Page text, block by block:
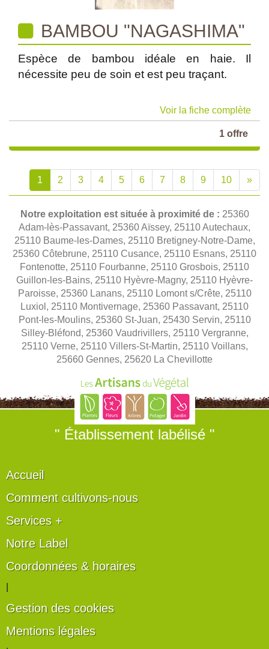
BAMBOU "NAGASHIMA"
Espèce de bambou idéale en haie. Il
nécessite peu de soin et est peu traçant.
Voir la fiche complète
1 offre
1 2 3 4 5 6 7 8 9 10 »
Notre exploitation est située à proximité de : 25360
Adam-lès-Passavant, 25360 Aïssey, 25110 Autechaux,
25110 Baume-les-Dames, 25110 Bretigney-Notre-Dame,
25360 Côtebrune, 25110 Cusance, 25110 Esnans, 25110
Fontenotte, 25110 Fourbanne, 25110 Grosbois, 25110
Guillon-les-Bains, 25110 Hyèvre-Magny, 25110 Hyèvre-
Paroisse, 25360 Lanans, 25110 Lomont s/Crête, 25110
Luxiol, 25110 Montivernage, 25360 Passavant, 25110
Pont-les-Moulins, 25360 St-Juan, 25430 Servin, 25110
Silley-Bléfond, 25360 Vaudrivillers, 25110 Vergranne,
25110 Verne, 25110 Villers-St-Martin, 25110 Voillans,
25660 Gennes, 25620 La Chevillotte
" Établissement labélisé "
Accueil
Comment cultivons-nous
Services +
Notre Label
Coordonnées & horaires
Gestion des cookies
Mentions légales